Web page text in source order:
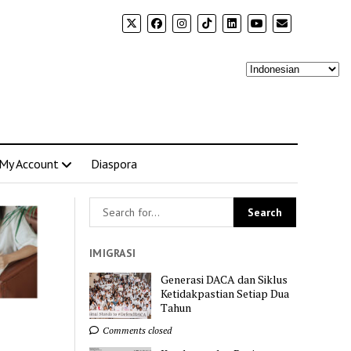
Account Diaspora
IMIGRASI
Generasi DACA dan Siklus
Ketidakpastian Setiap Dua
Tahun
Comments closed